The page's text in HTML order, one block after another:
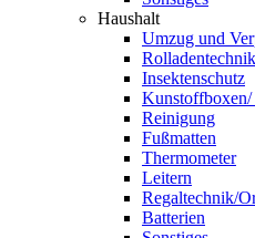
Haushalt
Umzug und
Insektenschutz
Reinigung
Fußmatten
Thermometer
Leitern
Regaltechnik/
Batterien